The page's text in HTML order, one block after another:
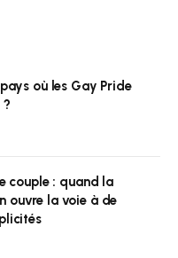
où les Gay Pride
couple : quand la
ouvre la voie à de